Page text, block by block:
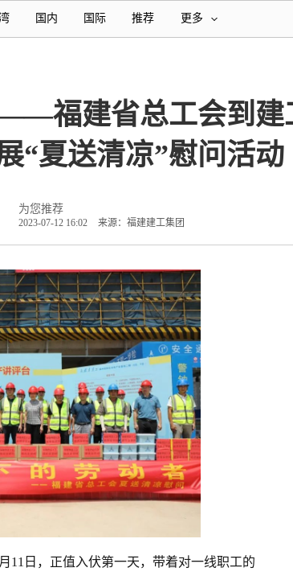
国内 国际 推荐 更多
福建省总工会到建
“夏送清凉”慰问活动
为您推荐
2023-07-12 16:02 来源：福建建工集团
11日，正值入伏第一天，带着对一线职工的